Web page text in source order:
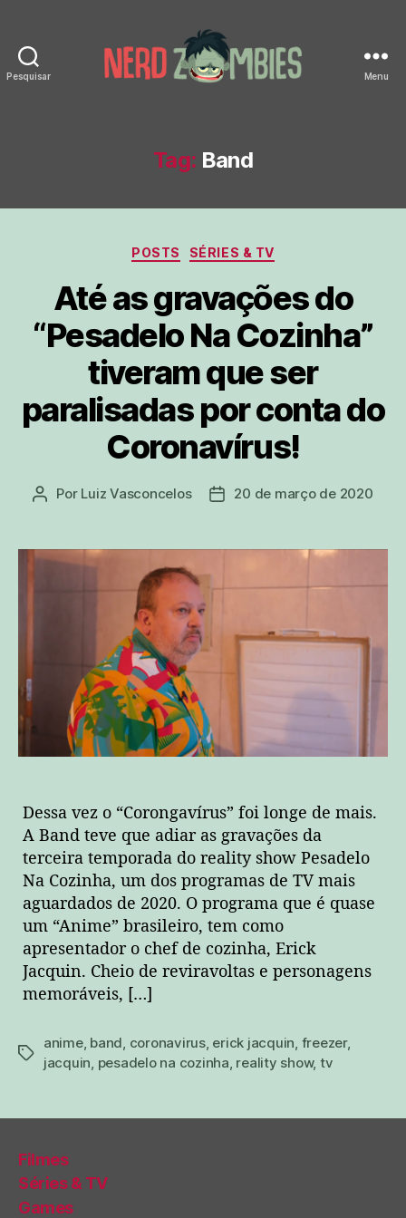
Pesquisar Menu
Tag: Band
Categorias
POSTS SÉRIES & TV
Até as gravações do
“Pesadelo Na Cozinha”
tiveram que ser
paralisadas por conta do
Coronavírus!
Autor
Por Luiz Vasconcelos
Data20 de março de 2020
Dessa vez o “Corongavírus” foi longe de mais.
A Band teve que adiar as gravações da
terceira temporada do reality show Pesadelo
Na Cozinha, um dos programas de TV mais
aguardados de 2020. O programa que é quase
um “Anime” brasileiro, tem como
apresentador o chef de cozinha, Erick
Jacquin. Cheio de reviravoltas e personagens
memoráveis, […]
tags
anime, band, coronavirus, erick jacquin, freezer,
jacquin, pesadelo na cozinha, reality show, tv
Filmes
Séries & TV
Games